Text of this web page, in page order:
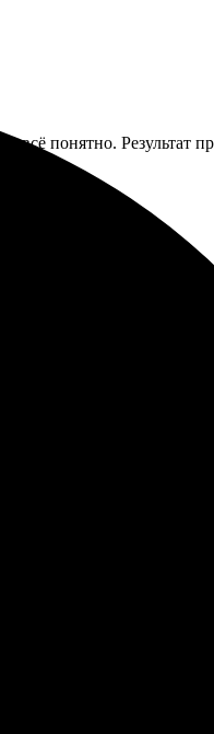
всё понятно. Результат
всё пришло
и знакомым
легко сделать заказ.